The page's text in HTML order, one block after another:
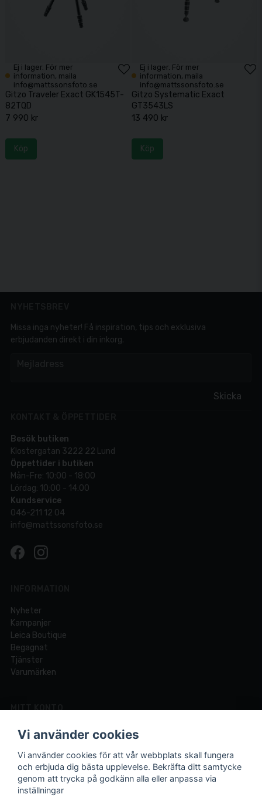
Ej i lager. För mer
information, maila
info@mattssonsfoto.se
Gitzo Traveler Exact GK1545T-
82TQD
7 990 kr
Köp
Ej i lager. För mer
information, maila
info@mattssonsfoto.se
Gitzo Systematic Exact
GT3543LS
13 490 kr
Köp
Skicka
Missa inga nyheter! Få inspiration, tips och exklusiva
erbjudanden direkt i din inkorg.
Besök butiken
Klostergatan 3222 22 Lund
Öppettider i butiken
Mån-Fre: 10:00 - 18:00
Lördag: 10:00 - 14:00
Kundservice
046-211 12 04
info@mattssonsfoto.se
Nyheter
Kampanjer
Leica Boutique
Begagnat
Tjänster
Varumärken
MITT KONTO
Logga in
Registrera dig
Glömt lösenord?
Vi använder cookies
Vi använder cookies för att vår webbplats skall fungera
och erbjuda dig bästa upplevelse. Bekräfta ditt samtycke
genom att trycka på godkänn alla eller anpassa via
inställningar